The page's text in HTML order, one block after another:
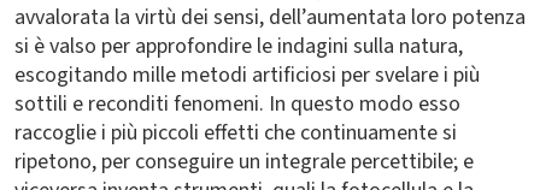
avvalorata la virtù dei sensi, dell’aumentata loro potenza
si è valso per approfondire le indagini sulla natura,
escogitando mille metodi artificiosi per svelare i più
sottili e reconditi fenomeni. In questo modo esso
raccoglie i più piccoli effetti che continuamente si
ripetono, per conseguire un integrale percettibile; e